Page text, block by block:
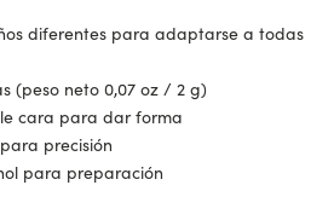
diferentes para adaptarse a todas
(peso neto 0,07 oz / 2 g)
cara para dar forma
precisión
para preparación